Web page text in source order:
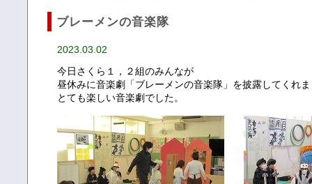
ブレーメンの音楽隊
2023.03.02
今日さくら１，２組のみんなが
昼休みに音楽劇「ブレーメンの音楽隊」を披露してくれ
とても楽しい音楽劇でした。